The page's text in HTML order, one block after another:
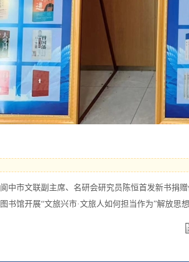
阆中市文联副主席、名研会研究员陈恒首发新书捐
图书馆开展“文旅兴市·文旅人如何担当作为”解放思